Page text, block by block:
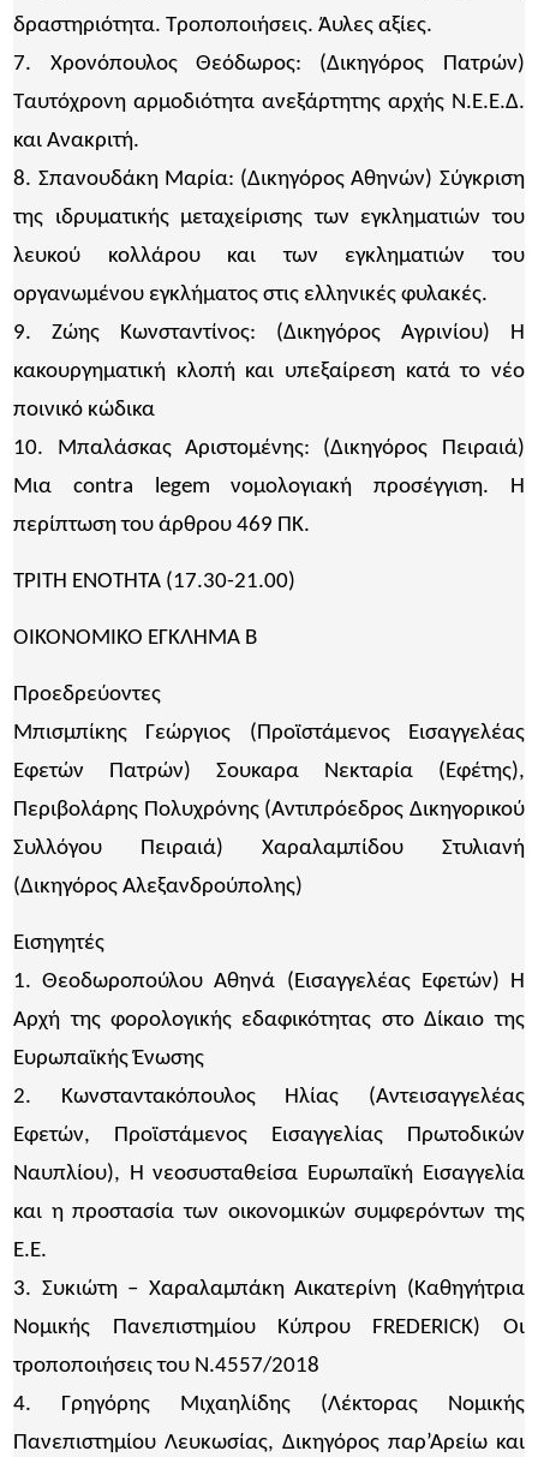
δραστηριότητα. Τροποποιήσεις. Άυλες αξίες.
7. Χρονόπουλος Θεόδωρος: (Δικηγόρος Πατρών)
Ταυτόχρονη αρμοδιότητα ανεξάρτητης αρχής Ν.Ε.Ε.Δ.
και Ανακριτή.
8. Σπανουδάκη Μαρία: (Δικηγόρος Αθηνών) Σύγκριση
της ιδρυματικής μεταχείρισης των εγκληματιών του
λευκού κολλάρου και των εγκληματιών του
οργανωμένου εγκλήματος στις ελληνικές φυλακές.
9. Ζώης Κωνσταντίνος: (Δικηγόρος Αγρινίου) Η
κακουργηματική κλοπή και υπεξαίρεση κατά το νέο
ποινικό κώδικα
10. Μπαλάσκας Αριστομένης: (Δικηγόρος Πειραιά)
Μια contra legem νομολογιακή προσέγγιση. Η
περίπτωση του άρθρου 469 ΠΚ.
ΤΡΙΤΗ ΕΝΟΤΗΤΑ (17.30-21.00)
ΟΙΚΟΝΟΜΙΚΟ ΕΓΚΛΗΜΑ Β
Προεδρεύοντες
Μπισμπίκης Γεώργιος (Προϊστάμενος Εισαγγελέας
Εφετών Πατρών) Σουκαρα Νεκταρία (Εφέτης),
Περιβολάρης Πολυχρόνης (Αντιπρόεδρος Δικηγορικού
Συλλόγου Πειραιά) Χαραλαμπίδου Στυλιανή
(Δικηγόρος Αλεξανδρούπολης)
Εισηγητές
1. Θεοδωροπούλου Αθηνά (Εισαγγελέας Εφετών) Η
Αρχή της φορολογικής εδαφικότητας στο Δίκαιο της
Ευρωπαϊκής Ένωσης
2. Κωνσταντακόπουλος Ηλίας (Αντεισαγγελέας
Εφετών, Προϊστάμενος Εισαγγελίας Πρωτοδικών
Ναυπλίου), Η νεοσυσταθείσα Ευρωπαϊκή Εισαγγελία
και η προστασία των οικονομικών συμφερόντων της
Ε.Ε.
3. Συκιώτη – Χαραλαμπάκη Αικατερίνη (Καθηγήτρια
Νομικής Πανεπιστημίου Κύπρου FREDERICK) Οι
τροποποιήσεις του Ν.4557/2018
4. Γρηγόρης Μιχαηλίδης (Λέκτορας Νομικής
Πανεπιστημίου Λευκωσίας, Δικηγόρος παρ’Αρείω και